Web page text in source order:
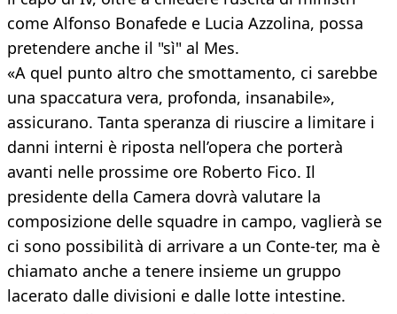
come Alfonso Bonafede e Lucia Azzolina, possa
pretendere anche il "sì" al Mes.
«A quel punto altro che smottamento, ci sarebbe
una spaccatura vera, profonda, insanabile»,
assicurano. Tanta speranza di riuscire a limitare i
danni interni è riposta nell’opera che porterà
avanti nelle prossime ore Roberto Fico. Il
presidente della Camera dovrà valutare la
composizione delle squadre in campo, vaglierà se
ci sono possibilità di arrivare a un Conte-ter, ma è
chiamato anche a tenere insieme un gruppo
lacerato dalle divisioni e dalle lotte intestine.